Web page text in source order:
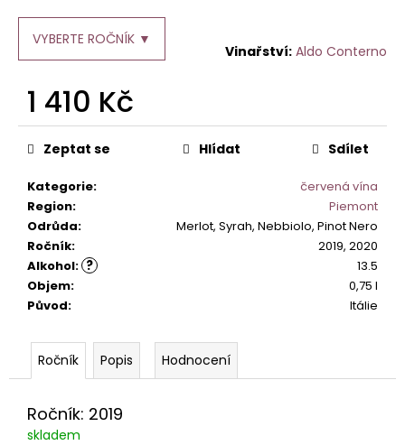
VYBERTE ROČNÍK ▼
Aldo Conterno
1 410 Kč
Měrná
cena:
Kategorie:
červená vína
Region:
Piemont
Odrůda:
Merlot, Syrah, Nebbiolo, Pinot Nero
Ročník: 2019, 2020
?
Alkohol:
13.5
Objem:
0,75 l
Původ: Itálie
Zeptat se Hlídat Sdílet
Popis Hodnocení
Ročník: 2019
skladem
HLEDAT
D
p
o
u
č
u
e
m
e
MONTEPULCIANO
D
RIPAROSSO
DOC.